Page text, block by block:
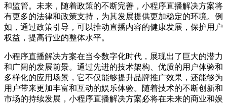
和监管。未来，随着政策的不断完善，小程序直播解决方案将
有更多的法律和政策支持，为其发展提供更加稳定的环境。例
如，通过政策引导，可以推动直播内容的健康发展，保护用户
权益，提高行业的整体水平。
小程序直播解决方案在当今数字化时代，展现出了巨大的潜力
和广阔的发展前景。通过先进的技术架构、优质的用户体验和
多样化的应用场景，它不仅能够提升品牌推广效果，还能够为
用户带来更加丰富和互动的娱乐体验。随着技术的不断创新和
市场的持续发展，小程序直播解决方案必将在未来的商业和娱